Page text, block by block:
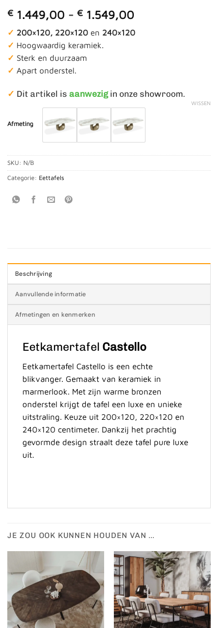
€ 1.449,00 - € 1.549,00
tot
✓ 200×120, 220×120 en 240×120
✓ Hoogwaardig keramiek.
✓ Sterk en duurzaam
✓ Apart onderstel.
✓ Dit artikel is aanwezigin onze showroom.
Afmeting
WISSEN
SKU: N/B
Categorie: Eettafels
Beschrijving
Aanvullende informatie
Afmetingen en kenmerken
Eetkamertafel Castello
Eetkamertafel Castello is een echte
blikvanger. Gemaakt van keramiek in
marmerlook. Met zijn warme bronzen
onderstel krijgt de tafel een luxe en unieke
uitstraling. Keuze uit 200×120, 220×120 en
240×120 centimeter. Dankzij het prachtig
gevormde design straalt deze tafel pure luxe
uit.
JE ZOU OOK KUNNEN HOUDEN VAN …